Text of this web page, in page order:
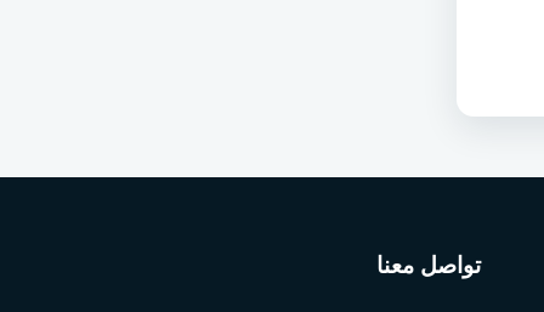
تواصل معنا